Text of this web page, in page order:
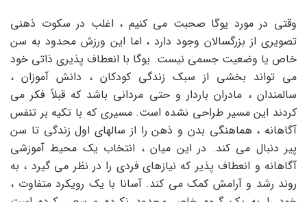
وقتی در مورد یوگا صحبت می کنیم ، اغلب در سکوت ذهنی
تصویری از بزرگسالان وجود دارد ، اما این ورزش محدود به سن
خاص یا وضعیت جسمی نیست. یوگا با انعطاف پذیری ذاتی خود
می تواند بخشی از سبک زندگی کودکان ، دانش آموزان ،
سالمندان ، مادران باردار و حتی مردانی باشد که قبلاً فکر می
کردند این مسیر طراحی نشده است. مسیری که با تکیه بر تنفس
آگاهانه ، هماهنگی بدن و ذهن را از سالهای اول زندگی تا سن
پیر دنبال می کند. در این میان ، انتخاب یک محیط آموزشی
آگاهانه و انعطاف پذیر که نیازهای فردی را در نظر می گیرد ، به
روند رشد و آرامش کمک می کند. آسانا با یک رویکرد متفاوت ،